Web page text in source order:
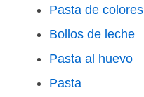
Pasta de colores
Bollos de leche
Pasta al huevo
Pasta